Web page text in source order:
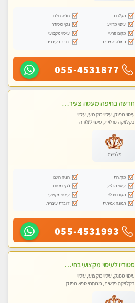
מקלחת
חניה חינם
עיסוי מרגיע
נקי ומסודר
מקום פרטי
עיסוי מקצועי
תמונה אמיתית
דוברת עיברית
055-4531877
חדשה בחיפה מעסה צעירה איכותית וקלאסית מזמינה אותך לעיסוי נעים מפנק ומרגיעה+ אבנים חמות וכוסות רוח מומלץ מאוד . . . highly recommended..new in the ci
עיסוי מפנק, עיסוי מקצועי, עיסוי
בקלניקה פרטית, עיסוי טנטרה
פלטינה
מקלחת
חניה חינם
עיסוי מרגיע
נקי ומסודר
מקום פרטי
עיסוי מקצועי
תמונה אמיתית
דוברת עיברית
055-4531993
סטודיו לעיסוי מקצועי בחיפה, מרכז הכרמל, מפואר, נקי ויוקרתי. במקום מבחר מעסות מנוסות לכל סוגי העיסויים.
עיסוי מפנק, עיסוי מקצועי, עיסוי
בקלניקה פרטית, מתחמי ספא מפנק,